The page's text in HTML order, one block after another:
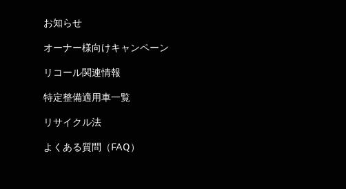
お知らせ
オーナー様向けキャンペーン
リコール関連情報
特定整備適用車一覧
リサイクル法
よくある質問（FAQ）